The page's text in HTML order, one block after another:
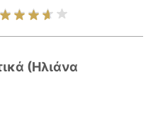
(Ηλιάνα